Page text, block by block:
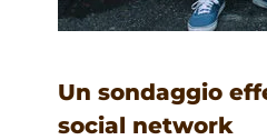
Un sondaggio
social network